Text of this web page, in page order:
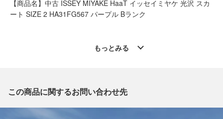
【商品名】中古 ISSEY MIYAKE HaaT イッセイミヤケ 光沢 スカ
ート SIZE 2 HA31FG567 パープル Bランク
※「なんでもリサイクルビッグバン 公式オンラインストアの出
電話番号：0155-67-8571
もっとみる
この商品に関するお問い合わせ先